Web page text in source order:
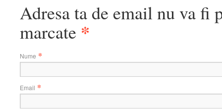
Adresa ta de email nu va fi
marcate *
Nume *
Email *